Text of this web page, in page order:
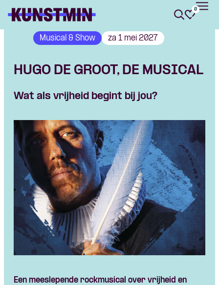
Skip navigatie
0
Musical & Show za 1 mei 2027
HUGO DE GROOT, DE MUSICAL
Wat als vrijheid begint bij jou?
Een meeslepende rockmusical over vrijheid en